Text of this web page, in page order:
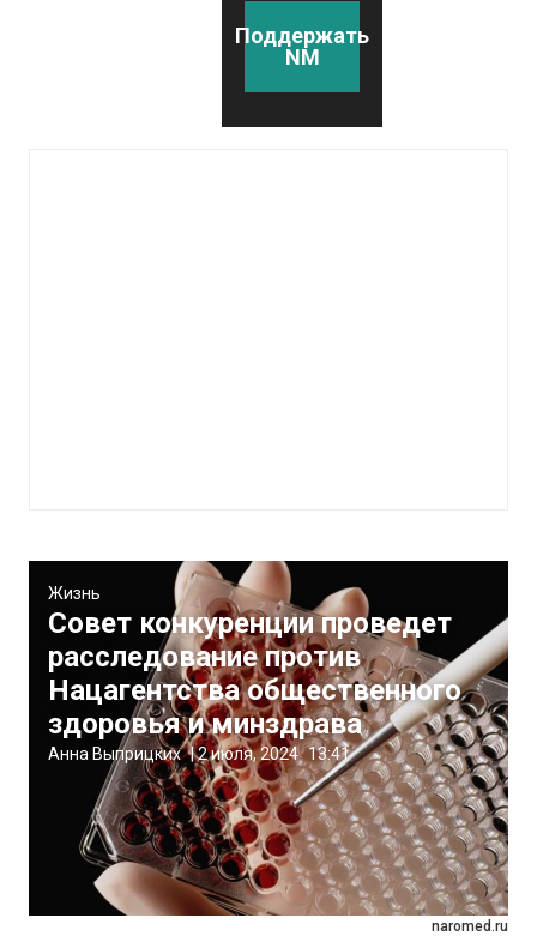
Поддержать
NM
naromed.ru
Жизнь
Совет конкуренции проведет
расследование против
Нацагентства общественного
здоровья и минздрава
Анна Выприцких |2 июля, 2024 13:41